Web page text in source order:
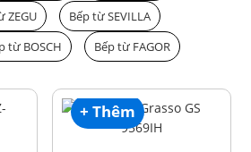
ZEGU
Bếp từ SEVILLA
từ BOSCH Bếp từ FAGOR
+ Thêm